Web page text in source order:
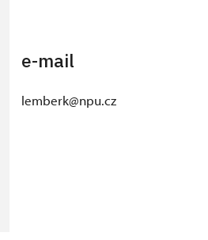
e-mail
lemberk@npu.cz